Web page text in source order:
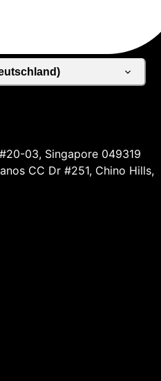
03, Singapore 049319
CC Dr #251, Chino Hills,